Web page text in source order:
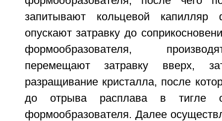
запитывают кольцевой капилляр
опускают затравку до
формообразователя,
перемещают затравку вверх,
разращивание кристалла, после
до отрыва расплава в тигле
формообразователя. Далее